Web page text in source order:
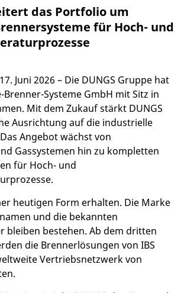
das Portfolio um
für Hoch- und
Juni 2026 – Die DUNGS Gruppe hat
Brenner-Systeme GmbH mit Sitz in
Mit dem Zukauf stärkt DUNGS
Ausrichtung auf die industrielle
Angebot wächst von
Gassystemen hin zu kompletten
für Hoch- und
heutigen Form erhalten. Die Marke
und die bekannten
bleiben bestehen. Ab dem dritten
die Brennerlösungen von IBS
Vertriebsnetzwerk von